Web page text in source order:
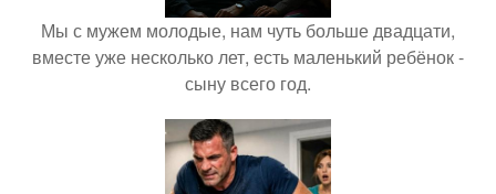
Мы с мужем молодые, нам чуть больше двадцати,
вместе уже несколько лет, есть маленький ребёнок -
сыну всего год.